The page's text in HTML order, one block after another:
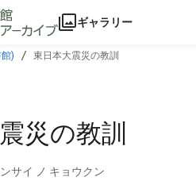
ギャラリー
) 東日本大震災の教訓
災の教訓
サイ ノ キョウクン